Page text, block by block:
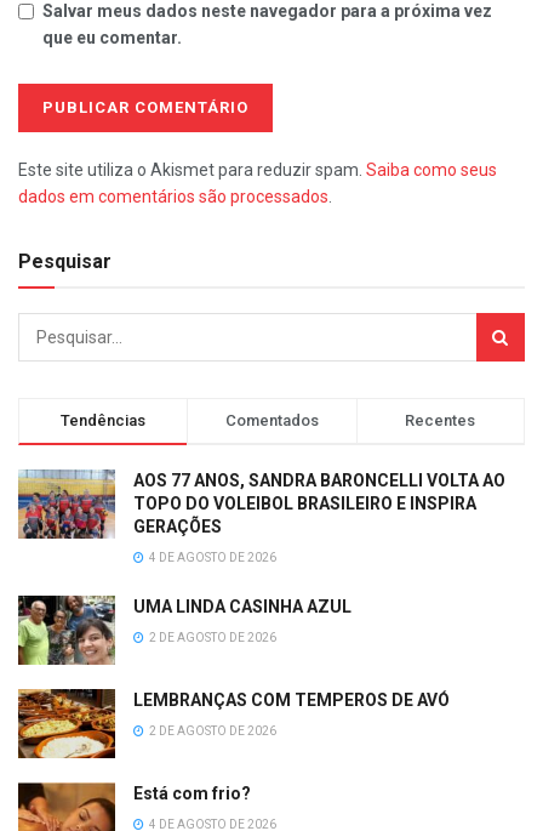
Salvar meus dados neste navegador para a próxima vez
que eu comentar.
Este site utiliza o Akismet para reduzir spam. Saiba como seus
dados em comentários são processados
Pesquisar
Tendências Comentados Recentes
AOS 77 ANOS, SANDRA BARONCELLI VOLTA AO
TOPO DO VOLEIBOL BRASILEIRO E INSPIRA
GERAÇÕES
4 DE AGOSTO DE 2026
UMA LINDA CASINHA AZUL
2 DE AGOSTO DE 2026
LEMBRANÇAS COM TEMPEROS DE AVÓ
2 DE AGOSTO DE 2026
Está com frio?
4 DE AGOSTO DE 2026